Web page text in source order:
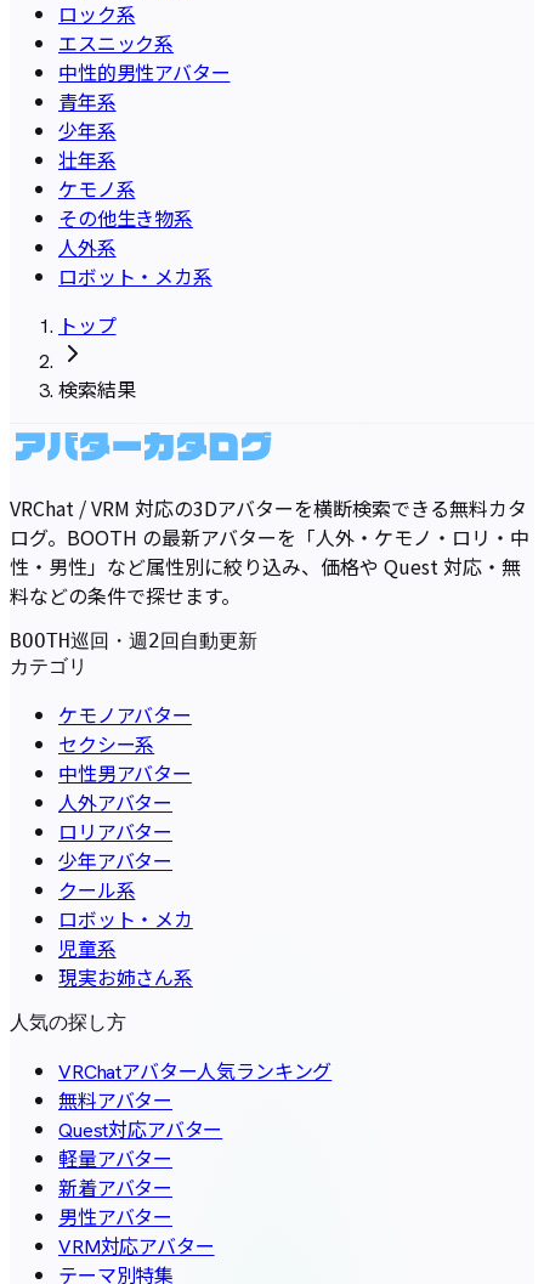
ロック系
エスニック系
中性的男性アバター
青年系
少年系
壮年系
ケモノ系
その他生き物系
人外系
ロボット・メカ系
トップ
検索結果
VRChat / VRM 対応の3Dアバターを横断検索できる無料カタ
ログ。BOOTH の最新アバターを「人外・ケモノ・ロリ・中
性・男性」など属性別に絞り込み、価格や Quest 対応・無
料などの条件で探せます。
BOOTH巡回・週2回自動更新
カテゴリ
ケモノアバター
セクシー系
中性男アバター
人外アバター
ロリアバター
少年アバター
クール系
ロボット・メカ
児童系
現実お姉さん系
人気の探し方
VRChatアバター人気ランキング
無料アバター
Quest対応アバター
軽量アバター
新着アバター
男性アバター
VRM対応アバター
テーマ別特集